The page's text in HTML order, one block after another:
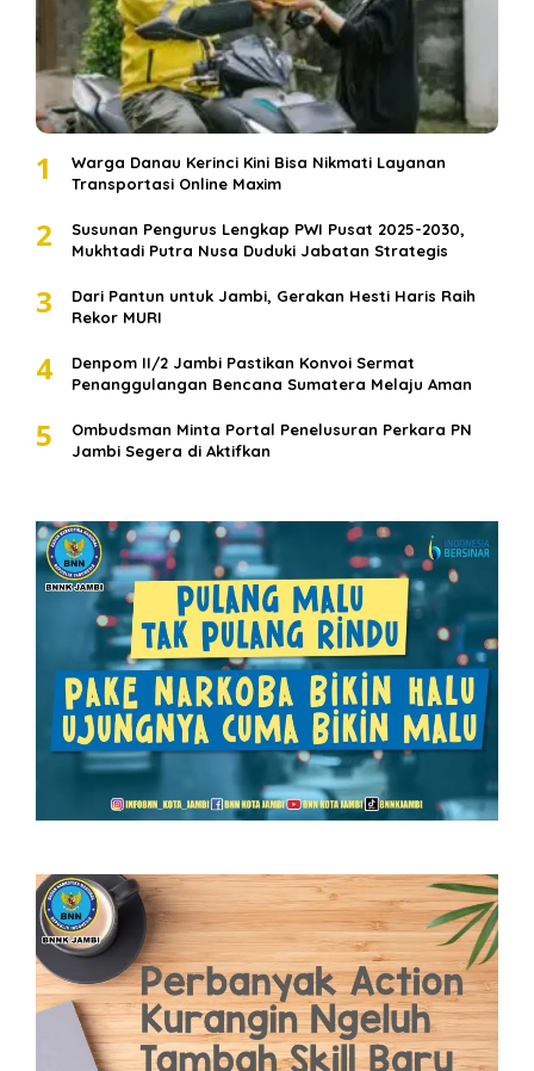
1
Warga Danau Kerinci Kini Bisa Nikmati Layanan
Transportasi Online Maxim
2
Susunan Pengurus Lengkap PWI Pusat 2025-2030,
Mukhtadi Putra Nusa Duduki Jabatan Strategis
3
Dari Pantun untuk Jambi, Gerakan Hesti Haris Raih
Rekor MURI
4
Denpom II/2 Jambi Pastikan Konvoi Sermat
Penanggulangan Bencana Sumatera Melaju Aman
5
Ombudsman Minta Portal Penelusuran Perkara PN
Jambi Segera di Aktifkan